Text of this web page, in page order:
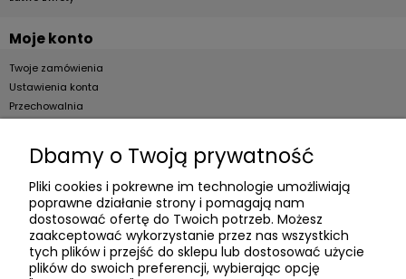
Moje konto
Twoje zamówienia
Ustawienia konta
Przechowalnia
Dla firm
O firmie
Informacje o firmie
Kontakt
Dbamy o Twoją prywatność
Pliki cookies i pokrewne im technologie umożliwiają
poprawne działanie strony i pomagają nam
dostosować ofertę do Twoich potrzeb. Możesz
zaakceptować wykorzystanie przez nas wszystkich
tych plików i przejść do sklepu lub dostosować użycie
plików do swoich preferencji, wybierając opcję